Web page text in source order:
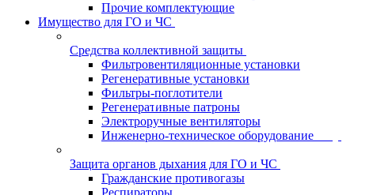
Прочие комплектующие
Имущество для ГО и ЧС
Средства коллективной защиты
Фильтровентиляционные установки
Регенеративные установки
Фильтры-поглотители
Регенеративные патроны
Электроручные вентиляторы
Инженерно-техническое оборудование
Защита органов дыхания для ГО и ЧС
Гражданские противогазы
Респираторы